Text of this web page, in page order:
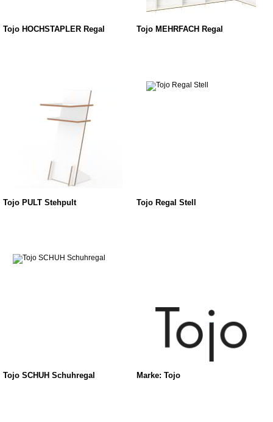
Tojo HOCHSTAPLER Regal Tojo MEHRFACH Regal
Tojo PULT Stehpult Tojo Regal Stell
Tojo SCHUH Schuhregal Marke: Tojo